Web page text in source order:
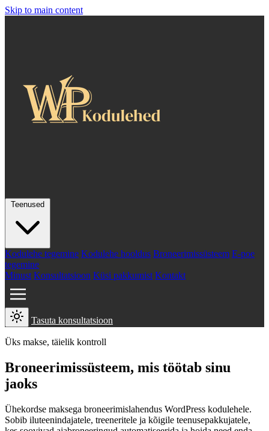
Skip to main content
Kodulehe tegemine Kodulehe hooldus Broneerimissüsteem E-poe
tegemine
Minust Konsultatsioon Küsi pakkumist Kontakt
Tasuta konsultatsioon
Üks makse, täielik kontroll
Broneerimissüsteem, mis töötab sinu
jaoks
Ühekordse maksega broneerimislahendus WordPress kodulehele.
Sobib iluteenindajatele, treeneritele ja kõigile teenusepakkujatele,